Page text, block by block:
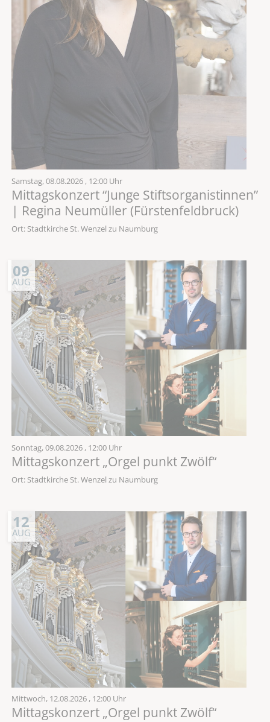
Samstag,08.08.2026 , 12:00 Uhr
Mittagskonzert “Junge Stiftsorganistinnen”
| Regina Neumüller (Fürstenfeldbruck)
Ort: Stadtkirche St. Wenzel zu Naumburg
09
AUG
Sonntag,09.08.2026 , 12:00 Uhr
Mittagskonzert „Orgel punkt Zwölf“
Ort: Stadtkirche St. Wenzel zu Naumburg
12
AUG
Mittwoch, 12.08.2026 , 12:00 Uhr
Mittagskonzert „Orgel punkt Zwölf“